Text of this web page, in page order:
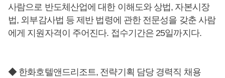
사람으로 반도체산업에 대한 이해도와 상법, 자본시장
법, 외부감사법 등 제반 법령에 관한 전문성을 갖춘 사람
에게 지원자격이 주어진다. 접수기간은 25일까지다.
◆ 한화호텔앤드리조트, 전략기획 담당 경력직 채용